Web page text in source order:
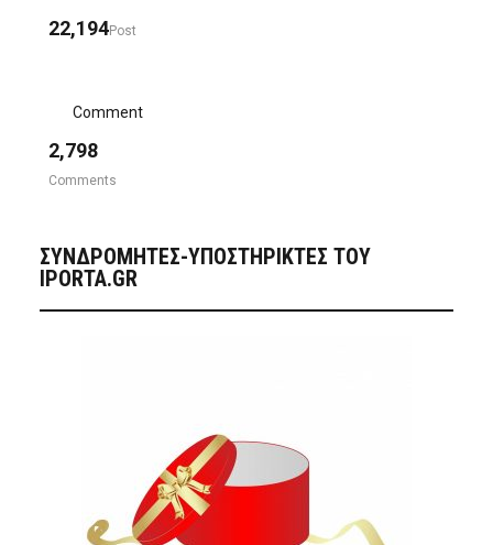
22,194Post
Comment
2,798
Comments
ΣΥΝΔΡΟΜΗΤΈΣ-ΥΠΟΣΤΗΡΙΚΤΈΣ ΤΟΥ
IPORTA.GR